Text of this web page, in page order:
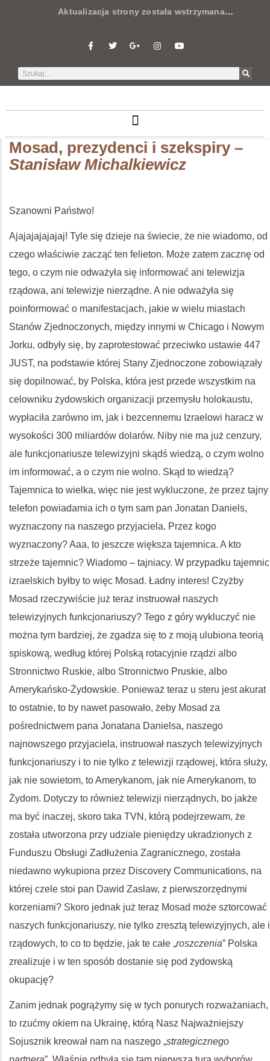
Aktualizacja strony została wstrzymana…
Mosad, prezydenci i szekspiry –
Stanisław Michalkiewicz
Szanowni Państwo!
Ajajajajajajaj! Tyle się dzieje na świecie, że nie wiadomo, od
czego właściwie zacząć ten felieton. Może zatem zacznę od
tego, o czym nie odważyła się informować ani telewizja
rządowa, ani telewizje nierządne. A nie odważyła się
poinformować o manifestacjach, jakie w wielu miastach
Stanów Zjednoczonych, między innymi w Chicago i Nowym
Jorku, odbyły się, by zaprotestować przeciwko ustawie 447
JUST, na podstawie której Stany Zjednoczone zobowiązały
się dopilnować, by Polska, która jest przede wszystkim na
celowniku żydowskich organizacji przemysłu holokaustu,
wypłaciła zarówno im, jak i bezcennemu Izraelowi haracz w
wysokości 300 miliardów dolarów. Niby nie ma już cenzury,
ale funkcjonariusze telewizyjni skądś wiedzą, o czym wolno
im informować, a o czym nie wolno. Skąd to wiedzą?
Tajemnica to wielka, więc nie jest wykluczone, że przez tajny
telefon powiadamia ich o tym sam pan Jonatan Daniels,
wyznaczony na naszego przyjaciela. Przez kogo
wyznaczony? Aaa, to jeszcze większa tajemnica. A kto
strzeże tajemnic? Wiadomo – tajniacy. W przypadku tajemnic
izraelskich byłby to więc Mosad. Ładny interes! Czyżby
Mosad rzeczywiście już teraz instruował naszych
telewizyjnych funkcjonariuszy? Tego z góry wykluczyć nie
można tym bardziej, że zgadza się to z moją ulubiona teorią
spiskową, według której Polską rotacyjnie rządzi albo
Stronnictwo Ruskie, albo Stronnictwo Pruskie, albo
Amerykańsko-Żydowskie. Ponieważ teraz u steru jest akurat
to ostatnie, to by nawet pasowało, żeby Mosad za
pośrednictwem pana Jonatana Danielsa, naszego
najnowszego przyjaciela, instruował naszych telewizyjnych
funkcjonariuszy i to nie tylko z telewizji rządowej, która służy,
jak nie sowietom, to Amerykanom, jak nie Amerykanom, to
Żydom. Dotyczy to również telewizji nierządnych, bo jakże
ma być inaczej, skoro taka TVN, którą podejrzewam, że
została utworzona przy udziale pieniędzy ukradzionych z
Funduszu Obsługi Zadłużenia Zagranicznego, została
niedawno wykupiona przez Discovery Communications, na
której czele stoi pan Dawid Zaslaw, z pierwszorzędnymi
korzeniami? Skoro jednak już teraz Mosad może sztorcować
naszych funkcjonariuszy, nie tylko zresztą telewizyjnych, ale i
rządowych, to co to będzie, jak te całe „roszczenia” Polska
zrealizuje i w ten sposób dostanie się pod żydowską
okupację?
Zanim jednak pogrążymy się w tych ponurych rozważaniach,
to rzućmy okiem na Ukrainę, którą Nasz Najważniejszy
Sojusznik kreował nam na naszego „strategicznego